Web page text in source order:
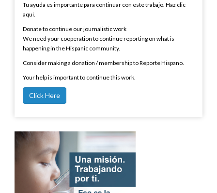
Tu ayuda es importante para continuar con este trabajo. Haz clic
aquí.
Donate to continue our journalistic work
We need your cooperation to continue reporting on what is
happening in the Hispanic community.
Consider making a donation / membership to Reporte Hispano.
Your help is important to continue this work.
Click Here